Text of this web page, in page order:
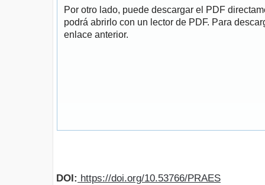
Por otro lado, puede descargar el PDF
podrá abrirlo con un lector de PDF. Para
enlace anterior.
DOI: https://doi.org/10.53766/PRAES